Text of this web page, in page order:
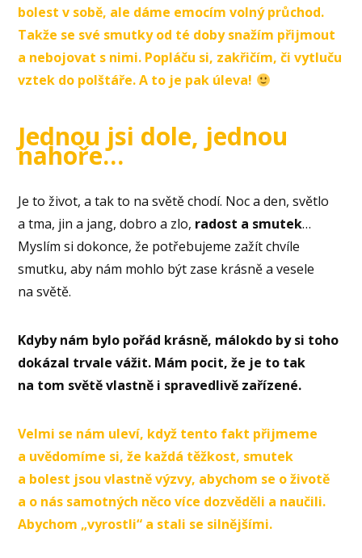
bolest v sobě, ale dáme emocím volný průchod.
Takže se své smutky od té doby snažím přijmout
a nebojovat s nimi. Popláču si, zakřičím, či vytluču
vztek do polštáře. A to je pak úleva!
Jednou jsi dole, jednou
nahoře…
Je to život, a tak to na světě chodí. Noc a den, světlo
a tma, jin a jang, dobro a zlo, radost a smutek…
Myslím si dokonce, že potřebujeme zažít chvíle
smutku, aby nám mohlo být zase krásně a vesele
na světě.
Kdyby nám bylo pořád krásně, málokdo by si toho
dokázal trvale vážit. Mám pocit, že je to tak
na tom světě vlastně i spravedlivě zařízené.
Velmi se nám uleví, když tento fakt přijmeme
a uvědomíme si, že každá těžkost, smutek
a bolest jsou vlastně výzvy, abychom se o životě
a o nás samotných něco více dozvěděli a naučili.
Abychom „vyrostli“ a stali se silnějšími.